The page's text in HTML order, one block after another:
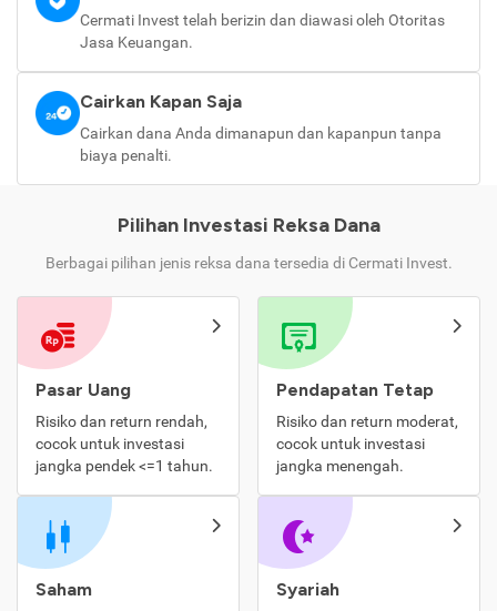
Cermati Invest telah berizin dan diawasi oleh Otoritas
Jasa Keuangan.
Cairkan Kapan Saja
Cairkan dana Anda dimanapun dan kapanpun tanpa
biaya penalti.
Pilihan Investasi Reksa Dana
Berbagai pilihan jenis reksa dana tersedia di Cermati Invest.
Pasar Uang
Risiko dan return rendah,
cocok untuk investasi
jangka pendek <=1 tahun.
Pendapatan Tetap
Risiko dan return moderat,
cocok untuk investasi
jangka menengah.
Saham Syariah